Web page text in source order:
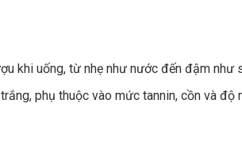
khi uống, từ nhẹ như nước đến đậm như
phụ thuộc vào mức tannin, cồn và độ